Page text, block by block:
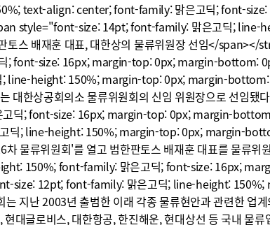
text-align: center; font-family: 맑은고딕; font-
style="font-size: 14pt; font-family: 맑은고딕; line-
스 배재훈 대표, 대한상의 물류위원장 선임</
; font-size: 16px; margin-top: 0px; margin-bottom:
line-height: 150%; margin-top: 0px; margin-bottom:
대한상공회의소 물류위원회의 신임 위원장으로 선임
딕; font-size: 16px; margin-top: 0px; margin-
딕; line-height: 150%; margin-top: 0px; margin-
차 물류위원회'를 열고 범한판토스 배재훈 대표를 물류위
150%; font-family: 맑은고딕; font-size: 16px;
size: 12pt; font-family: 맑은고딕; line-height:
지난 2003년 출범한 이래 각종 물류현안과 관련한 업
대글로비스, 대한항공, 한진해운, 현대상선 등 국내 물